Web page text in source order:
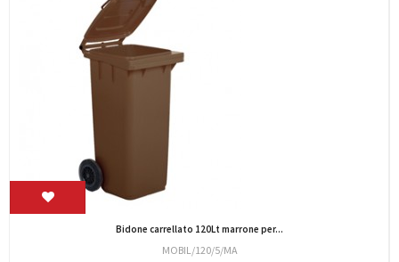
Bidone carrellato 120Lt marrone per...
MOBIL/120/5/MA